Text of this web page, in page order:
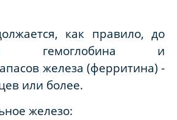
как правило, до
гемоглобина и
железа (ферритина) -
или более.
железо: